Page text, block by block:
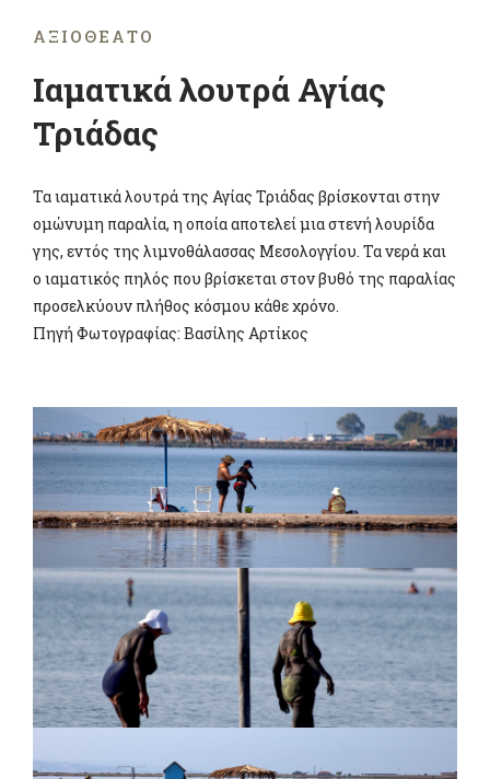
ΑΞΙΟΘΈΑΤΟ
Ιαματικά λουτρά Αγίας
Τριάδας
Τα ιαματικά λουτρά της Αγίας Τριάδας βρίσκονται στην
ομώνυμη παραλία, η οποία αποτελεί μια στενή λουρίδα
γης, εντός της λιμνοθάλασσας Μεσολογγίου. Τα νερά και
ο ιαματικός πηλός που βρίσκεται στον βυθό της παραλίας
προσελκύουν πλήθος κόσμου κάθε χρόνο.
Πηγή Φωτογραφίας: Βασίλης Αρτίκος